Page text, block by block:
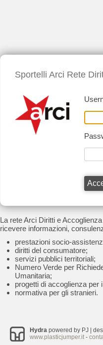
Sportelli Arci Rete
La rete Arci Diritti e
ricevere informazioni,
prestazioni socio-
diritti del consumatore;
servizi pubblici territoriali;
Numero Verde per
Umanitaria;
progetti di accoglienza per
normativa per gli stranieri.
Hydra powered by PJ |
www.plasticjumper.it-